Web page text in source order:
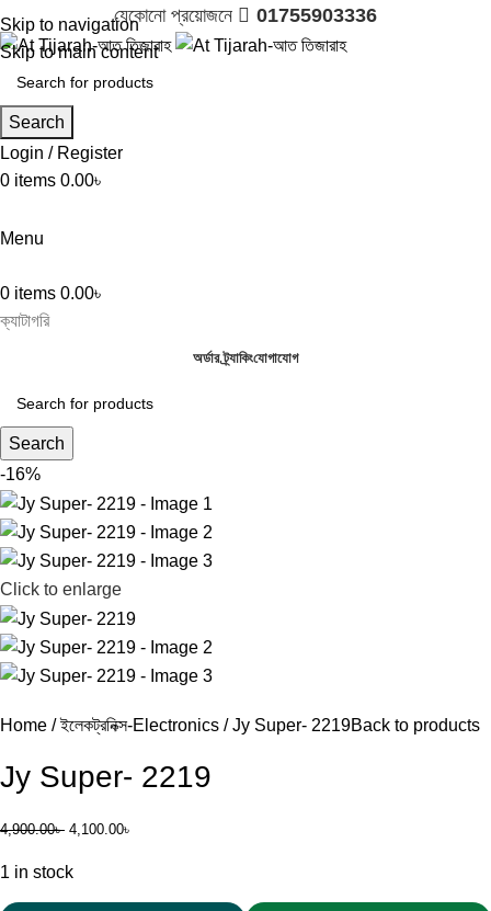
Skip to navigation
Skip to main content
যেকোনো প্রয়োজনে  01755903336
Search
Login / Register
0 items 0.00৳
Menu
0 items 0.00৳
ক্যাটাগরি
অর্ডার ট্র্যাকিংযোগাযোগ
Search
-16%
Click to enlarge
Home ইলেকট্রনিক্স-Electronics Jy Super- 2219Back to products
Jy Super- 2219
4,900.00৳ 4,100.00৳
1 in stock